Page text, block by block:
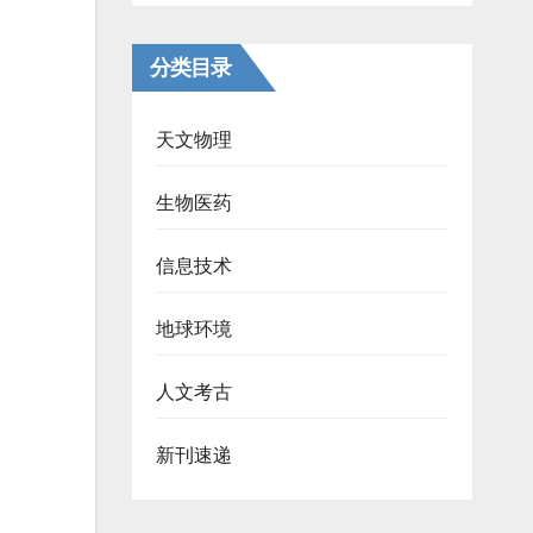
分类目录
天文物理
生物医药
信息技术
地球环境
人文考古
新刊速递